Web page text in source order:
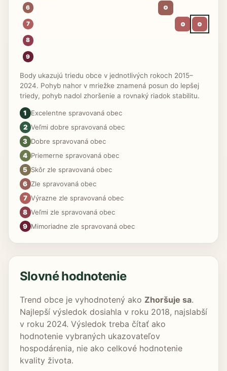
6
7
8
9
Body ukazujú triedu obce v jednotlivých rokoch 2015–
2024. Pohyb nahor v mriežke znamená posun do lepšej
triedy, pohyb nadol zhoršenie a rovnaký riadok stabilitu.
1 Excelentne spravovaná obec
2 Veľmi dobre spravovaná obec
3 Dobre spravovaná obec
4 Priemerne spravovaná obec
5 Skôr zle spravovaná obec
6 Zle spravovaná obec
7 Výrazne zle spravovaná obec
8 Veľmi zle spravovaná obec
9 Mimoriadne zle spravovaná obec
Slovné hodnotenie
Trend obce je vyhodnotený ako Zhoršuje sa.
Najlepší výsledok dosiahla v roku 2018, najslabší
v roku 2024. Výsledok treba čítať ako
hodnotenie vybraných ukazovateľov
hospodárenia, nie ako celkové hodnotenie
kvality života.